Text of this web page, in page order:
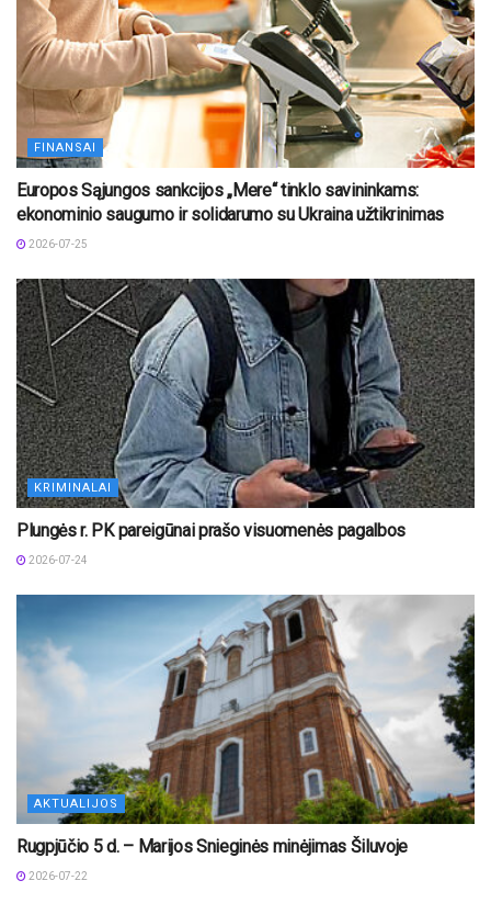
FINANSAI
Europos Sąjungos sankcijos „Mere“ tinklo savininkams:
ekonominio saugumo ir solidarumo su Ukraina užtikrinimas
2026-07-25
KRIMINALAI
Plungės r. PK pareigūnai prašo visuomenės pagalbos
2026-07-24
AKTUALIJOS
Rugpjūčio 5 d. – Marijos Snieginės minėjimas Šiluvoje
2026-07-22